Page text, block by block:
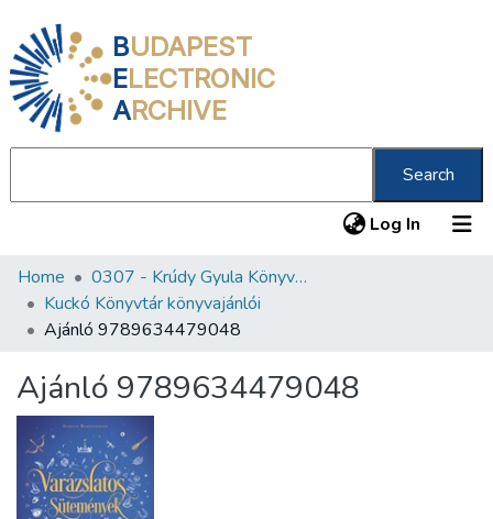
BUDAPEST
ELECTRONIC
ARCHIVE
Search
Log In (current)
Communities & Collections
All of DSpace
About us
Home
0307 - Krúdy Gyula Könyvtár
Kuckó Könyvtár könyvajánlói
Ajánló 9789634479048
Ajánló 9789634479048